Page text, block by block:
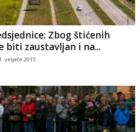
Zbog štićenih
biti zaustavljan i na...
veljače 2015